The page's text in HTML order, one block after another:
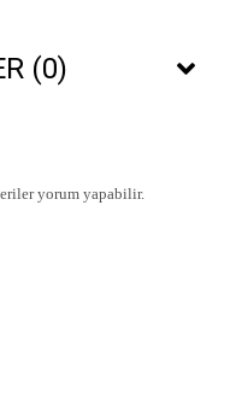
(0)
yorum yapabilir.